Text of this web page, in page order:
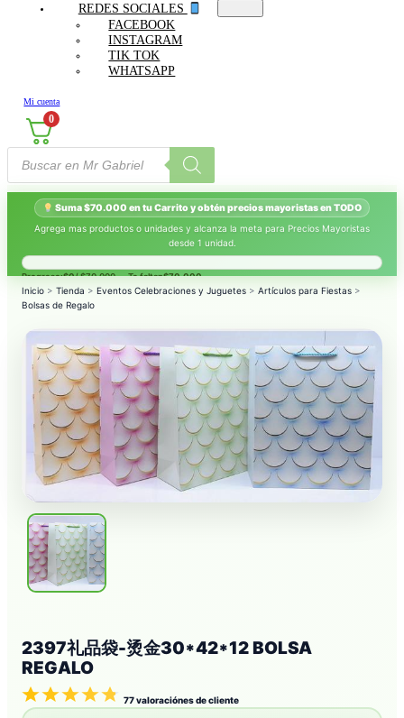
REDES SOCIALES
FACEBOOK
INSTAGRAM
TIK TOK
WHATSAPP
Mi cuenta
0
Búsqueda
productos
Suma $70.000 en tu Carrito y obtén precios mayoristas en TODO
Agrega mas productos o unidades y alcanza la meta para Precios Mayoristas
desde 1 unidad.
Progreso:$0/ $70.000 — Te faltan$70.000.
Inicio > Tienda > Eventos Celebraciones y Juguetes > Artículos para Fiestas >
Bolsas de Regalo
2397礼品袋-烫金30*42*12 BOLSA
REGALO
77valoraciónes de cliente